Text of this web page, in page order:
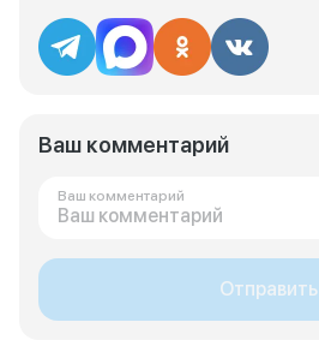
Ваш комментарий
Ваш комментарий
Отправить